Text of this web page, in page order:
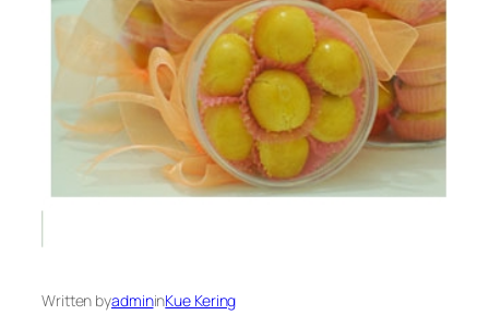
Written byadmininKue Kering